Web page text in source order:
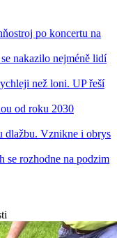
po koncertu na
nakazilo nejméně lidí
než loni. UP řeší
od roku 2030
dlažbu. Vznikne i obrys
se rozhodne na podzim